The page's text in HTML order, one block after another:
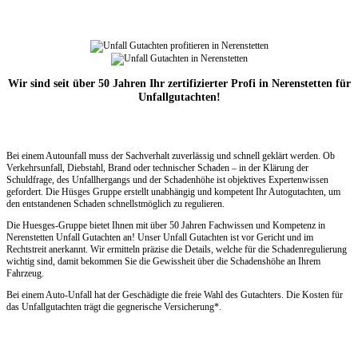
Wir sind seit über 50 Jahren Ihr zertifizierter Profi in Nerenstetten für
Unfallgutachten!
Bei einem Autounfall muss der Sachverhalt zuverlässig und schnell geklärt werden. Ob
Verkehrsunfall, Diebstahl, Brand oder technischer Schaden – in der Klärung der
Schuldfrage, des Unfallhergangs und der Schadenhöhe ist objektives Expertenwissen
gefordert. Die Hüsges Gruppe erstellt unabhängig und kompetent Ihr Autogutachten, um
den entstandenen Schaden schnellstmöglich zu regulieren.
Die Huesges-Gruppe bietet Ihnen mit über 50 Jahren Fachwissen und Kompetenz in
Nerenstetten Unfall Gutachten an! Unser Unfall Gutachten ist vor Gericht und im
Rechtstreit anerkannt. Wir ermitteln präzise die Details, welche für die Schadenregulierung
wichtig sind, damit bekommen Sie die Gewissheit über die Schadenshöhe an Ihrem
Fahrzeug.
Bei einem Auto-Unfall hat der Geschädigte die freie Wahl des Gutachters. Die Kosten für
das Unfallgutachten trägt die gegnerische Versicherung*.